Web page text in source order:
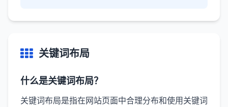
关键词布局
什么是关键词布局？
关键词布局是指在网站页面中合理分布和使用关键词